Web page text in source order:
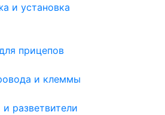
и установка
прицепов
и клеммы
и разветвители